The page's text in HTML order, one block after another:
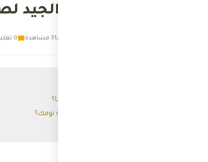
أهمية النوم
31 مشاهدة 0 تعليق
لماذا يعتبر النوم مهمًا؟
كيف تحسن من جودة نومك؟